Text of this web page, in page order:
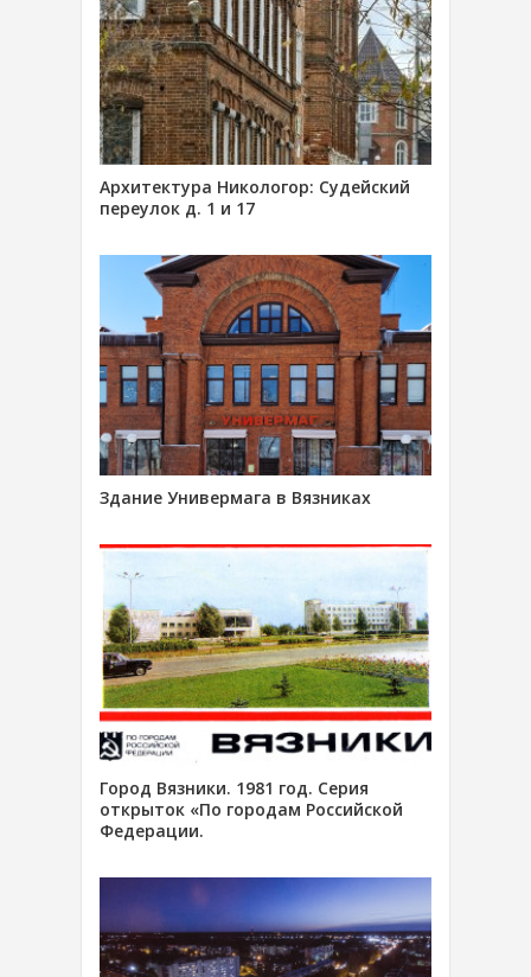
Архитектура Никологор: Судейский
переулок д. 1 и 17
Здание Универмага в Вязниках
Город Вязники. 1981 год. Серия
открыток «По городам Российской
Федерации.